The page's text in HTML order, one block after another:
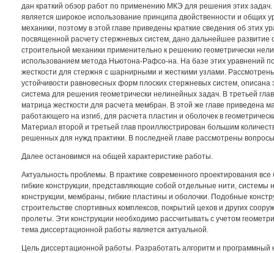
дан краткий обэор работ по применению МКЭ для решения этих
является широкое использование принципа двойственности и общих
механики, поэтому в этой главе приведены краткие сведения об этих
посвященной расчету стержневых систем, дано дальнейшее
строительной механики применительно к решению геометрически
использованием метода Ньютона-Рафсо-на. На базе этих уравнений
жесткости для стержня с шарнирными и жесткими узлами.
устойчивости равновесных форм плоских стержневых систем, описана
система для решения геометрически нелинейных задач. В третьей
матрица жесткости для расчета мембран. В этой же главе приведена
работающего на изгиб, для расчета пластин и оболочек в
Материал второй и третьей глав проиллюстрирован большим
решенных для нужд практики. В последней главе рассмотрены
Далее остановимся на общей характеристике работы.
Актуальность проблемы. В практике современного проектирования
гибкие конструкции, представляющие собой отдельные нити, системы
конструкции, мембраны, гибкие пластины и оболочки. Подобные
строительстве спортивных комплексов, покрытий цехов и других
пролеты. Эти конструкции необходимо рассчитывать с учетом
тема диссертационной работы является актуальной.
Цель диссертационной работы. Разработать алгоритм и программный